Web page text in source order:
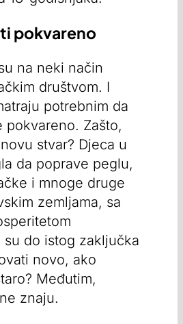
pokvareno
na neki način
društvom. I
potrebnim da
pokvareno. Zašto,
stvar? Djeca u
da poprave peglu,
i mnoge druge
zemljama, sa
do istog zaključka
novo, ako
Međutim,
znaju.